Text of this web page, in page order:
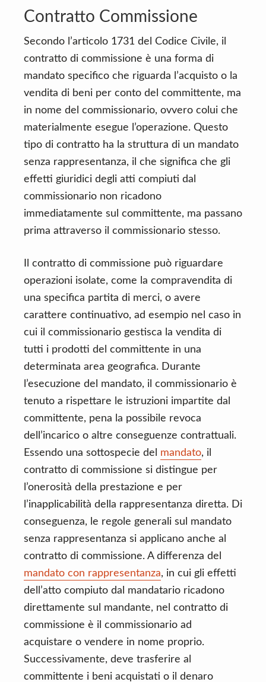
Contratto Commissione
Secondo l’articolo 1731 del Codice Civile, il
contratto di commissione è una forma di
mandato specifico che riguarda l’acquisto o la
vendita di beni per conto del committente, ma
in nome del commissionario, ovvero colui che
materialmente esegue l’operazione. Questo
tipo di contratto ha la struttura di un mandato
senza rappresentanza, il che significa che gli
effetti giuridici degli atti compiuti dal
commissionario non ricadono
immediatamente sul committente, ma passano
prima attraverso il commissionario stesso.
Il contratto di commissione può riguardare
operazioni isolate, come la compravendita di
una specifica partita di merci, o avere
carattere continuativo, ad esempio nel caso in
cui il commissionario gestisca la vendita di
tutti i prodotti del committente in una
determinata area geografica. Durante
l’esecuzione del mandato, il commissionario è
tenuto a rispettare le istruzioni impartite dal
committente, pena la possibile revoca
dell’incarico o altre conseguenze contrattuali.
Essendo una sottospecie del mandato, il
contratto di commissione si distingue per
l’onerosità della prestazione e per
l’inapplicabilità della rappresentanza diretta. Di
conseguenza, le regole generali sul mandato
senza rappresentanza si applicano anche al
contratto di commissione. A differenza del
mandato con rappresentanza, in cui gli effetti
dell’atto compiuto dal mandatario ricadono
direttamente sul mandante, nel contratto di
commissione è il commissionario ad
acquistare o vendere in nome proprio.
Successivamente, deve trasferire al
committente i beni acquistati o il denaro